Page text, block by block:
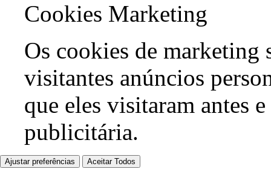
Cookies Marketing
Os cookies de marketing
visitantes anúncios
que eles visitaram antes
publicitária.
Ajustar preferências Aceitar Todos